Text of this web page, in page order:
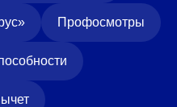
Профосмотры